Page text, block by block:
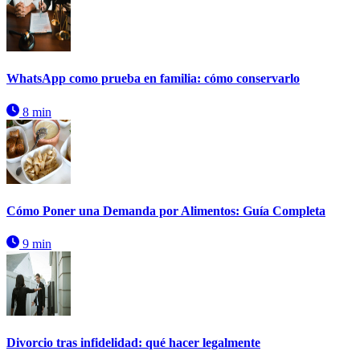
WhatsApp como prueba en familia: cómo conservarlo
8 min
Cómo Poner una Demanda por Alimentos: Guía Completa
9 min
Divorcio tras infidelidad: qué hacer legalmente